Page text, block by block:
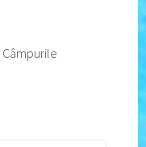
Câmpurile